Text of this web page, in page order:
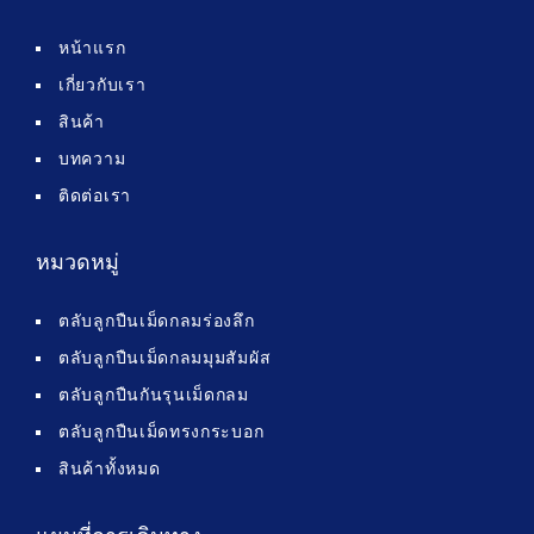
หน้าแรก
เกี่ยวกับเรา
สินค้า
บทความ
ติดต่อเรา
หมวดหมู่
ตลับลูกปืนเม็ดกลมร่องลึก
ตลับลูกปืนเม็ดกลมมุมสัมผัส
ตลับลูกปืนกันรุนเม็ดกลม
ตลับลูกปืนเม็ดทรงกระบอก
สินค้าทั้งหมด